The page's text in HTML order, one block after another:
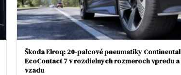
Škoda Elroq: 20-palcové pneumatiky Continental
EcoContact 7 v rozdielnych rozmeroch vpredu a
vzadu